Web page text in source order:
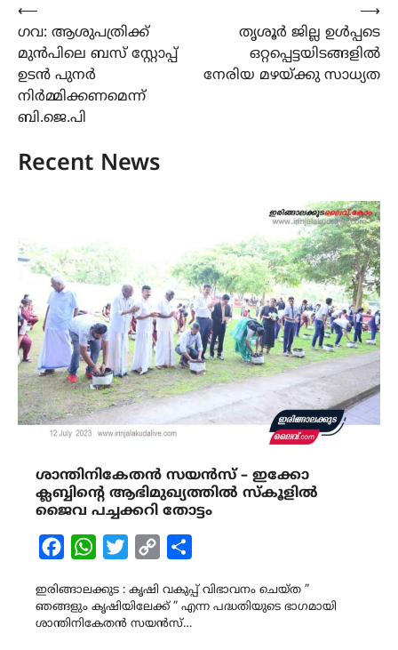
Post
navigation
⟵
ഗവ: ആശുപത്രിക്ക്
മുൻപിലെ ബസ് സ്റ്റോപ്പ്
ഉടൻ പുനർ
നിർമ്മിക്കണമെന്ന്
ബി.ജെ.പി
തൃശൂർ ജില്ല ഉൾപ്പടെ
ഒറ്റപ്പെട്ടയിടങ്ങളിൽ
നേരിയ മഴയ്ക്കു സാധ്യത
⟶
Recent News
ശാന്തിനികേതൻ സയൻസ് – ഇക്കോ
ക്ലബ്ബിന്‍റെ ആഭിമുഖ്യത്തിൽ സ്കൂളിൽ
ജൈവ പച്ചക്കറി തോട്ടം
FacebookWhatsAppTwitterCopy
ഇരിങ്ങാലക്കുട : കൃഷി വകുപ്പ് വിഭാവനം ചെയ്ത ”
ഞങ്ങളും കൃഷിയിലേക്ക് ” എന്ന പദ്ധതിയുടെ ഭാഗമായി
ശാന്തിനികേതൻ സയൻസ്…